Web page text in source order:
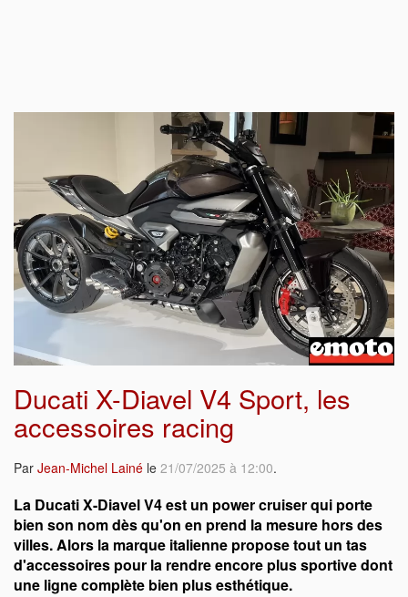
Ducati X-Diavel V4 Sport, les
accessoires racing
Par Jean-Michel Lainé le 21/07/2025 à 12:00.
La Ducati X-Diavel V4 est un power cruiser qui porte
bien son nom dès qu'on en prend la mesure hors des
villes. Alors la marque italienne propose tout un tas
d'accessoires pour la rendre encore plus sportive dont
une ligne complète bien plus esthétique.